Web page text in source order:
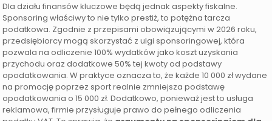
Dla działu finansów kluczowe będą jednak aspekty fiskalne.
Sponsoring właściwy to nie tylko prestiż, to potężna tarcza
podatkowa. Zgodnie z przepisami obowiązującymi w 2026 roku,
przedsiębiorcy mogą skorzystać z ulgi sponsoringowej, która
pozwala na odliczenie 100% wydatków jako koszt uzyskania
przychodu oraz dodatkowe 50% tej kwoty od podstawy
opodatkowania. W praktyce oznacza to, że każde 10 000 zł wydane
na promocję poprzez sport realnie zmniejsza podstawę
opodatkowania o 15 000 zł. Dodatkowo, ponieważ jest to usługa
reklamowa, firmie przysługuje prawo do pełnego odliczenia